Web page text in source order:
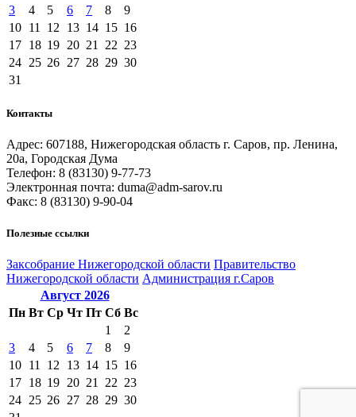
3
4 5 6 7 8
9
10 11 12 13 14 15 16
17 18 19 20 21 22 23
24 25 26 27 28 29 30
31
Контакты
Адрес: 607188, Нижегородская область г. Саров, пр. Ленина,
20а, Городская Дума
Телефон: 8 (83130) 9-77-73
Электронная почта: duma@adm-sarov.ru
Факс: 8 (83130) 9-90-04
Полезные ссылки
Закcобрание Нижегородской области Правительство
Нижегородской области Администрация г.Саров
Август 2026
Пн Вт Ср Чт Пт Сб Вс
1
2
3
4 5 6 7 8
9
10 11 12 13 14 15 16
17 18 19 20 21 22 23
24 25 26 27 28 29 30